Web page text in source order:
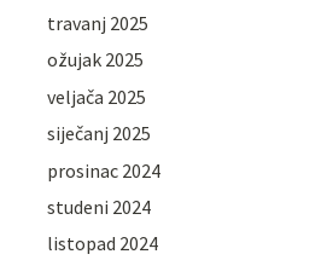
travanj 2025
ožujak 2025
veljača 2025
siječanj 2025
prosinac 2024
studeni 2024
listopad 2024